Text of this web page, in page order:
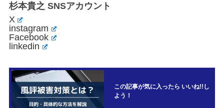
杉本貴之 SNSアカウント
X
instagram
Facebook
linkedin
この記事が気に入ったら いいね!!し
よう！